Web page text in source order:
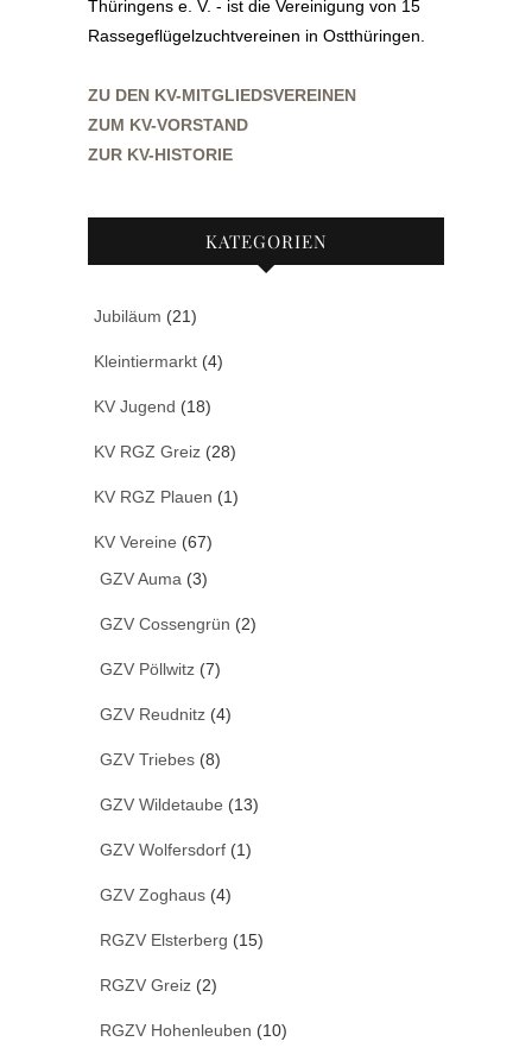
Thüringens e. V. - ist die Vereinigung von 15
Rassegeflügelzuchtvereinen in Ostthüringen.
ZU DEN KV-MITGLIEDSVEREINEN
ZUM KV-VORSTAND
ZUR KV-HISTORIE
KATEGORIEN
Jubiläum (21)
Kleintiermarkt (4)
KV Jugend (18)
KV RGZ Greiz (28)
KV RGZ Plauen (1)
KV Vereine (67)
GZV Auma (3)
GZV Cossengrün (2)
GZV Pöllwitz (7)
GZV Reudnitz (4)
GZV Triebes (8)
GZV Wildetaube (13)
GZV Wolfersdorf (1)
GZV Zoghaus (4)
RGZV Elsterberg (15)
RGZV Greiz (2)
RGZV Hohenleuben (10)